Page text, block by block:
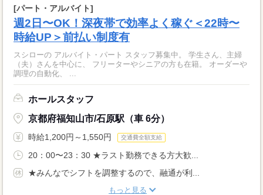
[パート・アルバイト]
週2日〜OK！深夜帯で効率よく稼ぐ＜22時〜
時給UP＞前払い制度有
スシローの アルバイト・パート スタッフ募集中。 学生さん、主婦
（夫）さんを中心に、 フリーターやシニアの方も在籍。 オーダーや
調理の自動化、 ...
ホールスタッフ
京都府福知山市/石原駅（車 6分）
時給1,200円～1,550円 交通費全額支給
20：00〜23：30 ★ラスト勤務できる方大歓...
★みんなでシフトを調整するので、融通が利...
もっと見る